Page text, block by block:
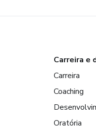
Carreira e
Carreira
Coaching
Oratória